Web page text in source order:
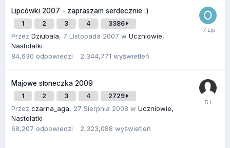
Lipcówki 2007 - zapraszam serdecznie :)
1 2 3 4 3386
Przez Dziubala, 7 Listopada 2007 w Uczniowie,
Nastolatki
84,630 odpowiedzi 2,344,771 wyświetleń
Majowe słoneczka 2009
1 2 3 4 2729
Przez czarna_aga, 27 Sierpnia 2008 w Uczniowie,
Nastolatki
68,207 odpowiedzi 2,323,088 wyświetleń